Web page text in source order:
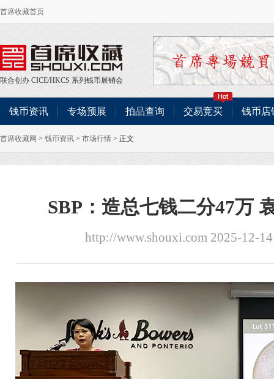
首席收藏首页
联合创办 CICE/HKCS 系列钱币展销会
钱币资讯 专场预展 拍品查询 交易竞买 钱币店
首席收藏网 > 钱币资讯 > 市场行情 > 正文
SBP：造总七钱二分47万
http://www.shouxi.com 2025-12-